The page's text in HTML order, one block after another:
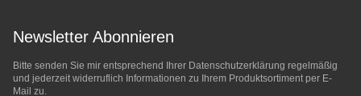
Newsletter Abonnieren
Bitte senden Sie mir entsprechend Ihrer Datenschutzerklärung regelmäßig
und jederzeit widerruflich Informationen zu Ihrem Produktsortiment per E-
Mail zu.